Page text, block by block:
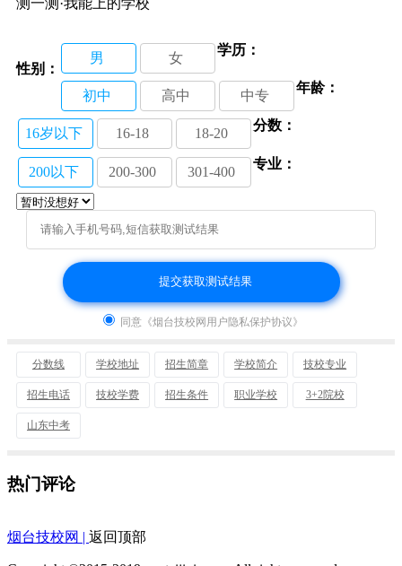
11-01
性别：
男 女
学历：
初中 高中 中专
年龄：
16岁以下 16-18 18-20
分数：
200以下 200-300 301-400
专业：
同意《烟台技校网用户隐私保护协议》
分数线 学校地址 招生简章 学校简介 技校专业
招生电话 技校学费 招生条件 职业学校 3+2院校
山东中考
热门评论
烟台技校网 | 返回顶部